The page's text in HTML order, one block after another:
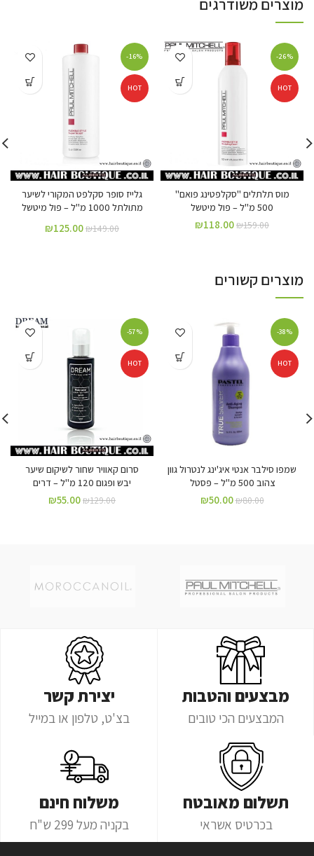
מוצרים משודרגים
-26%
HOT
מוס תלתלים "סקלפטינג פואם"
500 מ"ל – פול מיטשל
₪159.00
₪118.00
-16%
HOT
גלייז סופר סקלפט המקורי לשיער
מתולתל 1000 מ"ל – פול מיטשל
₪149.00
₪125.00
מוצרים קשורים
-38%
HOT
שמפו סילבר אנטי איג'ינג לנטרול גוון
צהוב 500 מ"ל – פסטל
₪80.00
₪50.00
-57%
HOT
סרום קאוויר שחור לשיקום שיער
יבש ופגום 120 מ"ל – דרים
₪129.00
₪55.00
מבצעים והטבות
המבצעים הכי טובים
יצירת קשר
בצ'ט, טלפון או במייל
תשלום מאובטח
בכרטיס אשראי
משלוח חינם
בקניה מעל 299 ש"ח